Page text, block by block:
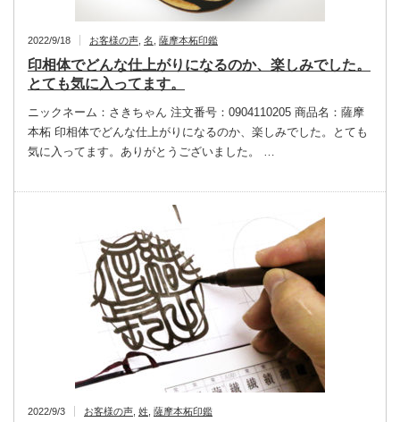
2022/9/18 お客様の声 名 薩摩本柘印鑑
印相体でどんな仕上がりになるのか、楽しみでした。
とても気に入ってます。
ニックネーム：さきちゃん 注文番号：0904110205 商品名：薩摩
本柘 印相体でどんな仕上がりになるのか、楽しみでした。とても
気に入ってます。ありがとうございました。 …
2022/9/3 お客様の声 姓 薩摩本柘印鑑